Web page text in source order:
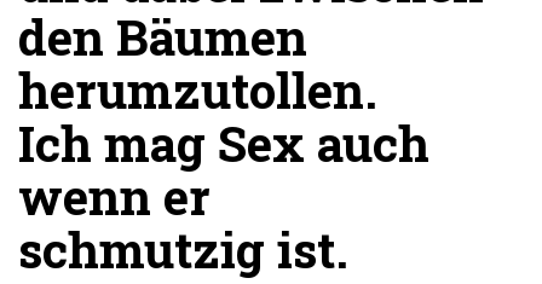
den Bäumen
herumzutollen.
Ich mag Sex auch
wenn er
schmutzig ist.